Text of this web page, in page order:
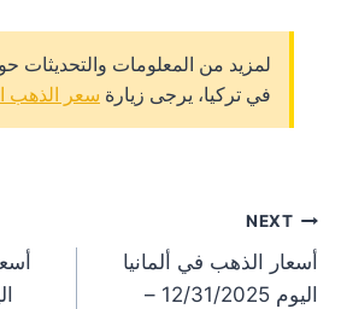
لمزيد من المعلومات والتحديثات
في تركيا، يرجى زيارة سعر الذهب
NEXT
أسعار الذهب في ألمانيا
اليوم 12/31/2025 –